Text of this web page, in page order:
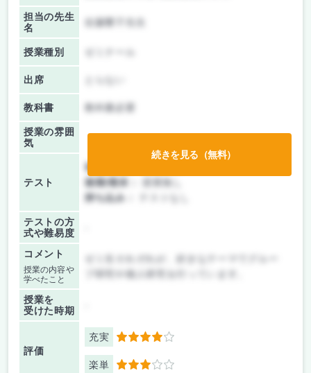
担当の先生
名
佐藤響子先生
授業種別
出席
教科書 教科書必要
授業の雰囲
気
テスト
前期/中間：
後期/期末：
授業無し
持ち込み：
テストの方
式や難易度
コメント
授業の内容や
学べたこと
プ研究や個人研究を行っています。
授業を
受けた時期
評価
充実 4
楽単 3
続きを見る（無料）